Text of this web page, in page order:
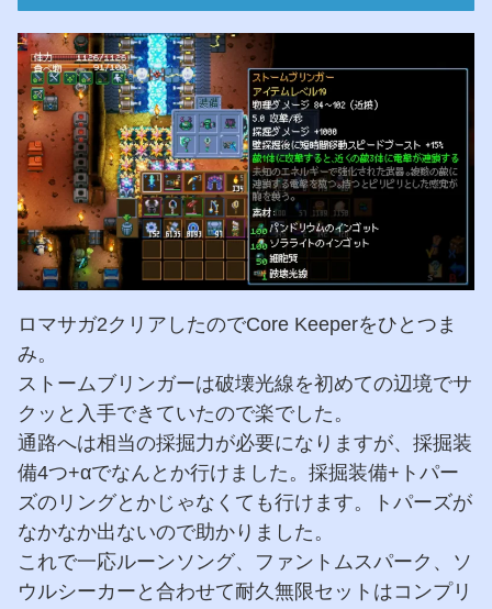
ロマサガ2クリアしたのでCore Keeperをひとつま
み。
ストームブリンガーは破壊光線を初めての辺境でサ
クッと入手できていたので楽でした。
通路へは相当の採掘力が必要になりますが、採掘装
備4つ+αでなんとか行けました。採掘装備+トパー
ズのリングとかじゃなくても行けます。トパーズが
なかなか出ないので助かりました。
これで一応ルーンソング、ファントムスパーク、ソ
ウルシーカーと合わせて耐久無限セットはコンプリ